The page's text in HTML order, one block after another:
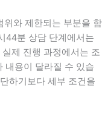
위와 제한되는 부분을 함
44분 상담 단계에서는
제 진행 과정에서는 조
내용이 달라질 수 있습
하기보다 세부 조건을